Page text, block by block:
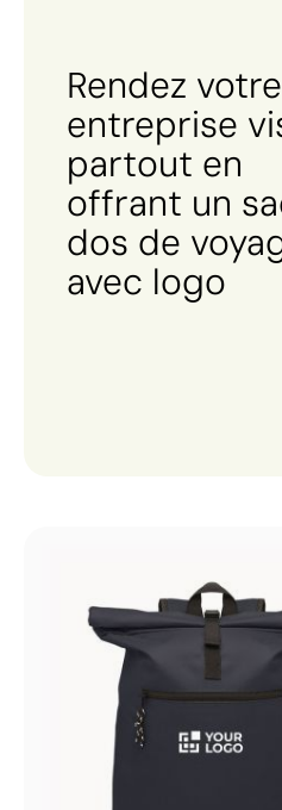
Rendez votre
entreprise
partout en
offrant un
dos de
avec logo